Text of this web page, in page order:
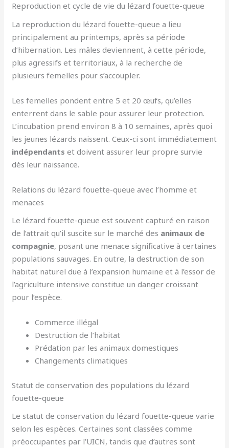
Reproduction et cycle de vie du lézard fouette-queue
La reproduction du lézard fouette-queue a lieu
principalement au printemps, après sa période
d’hibernation. Les mâles deviennent, à cette période,
plus agressifs et territoriaux, à la recherche de
plusieurs femelles pour s’accoupler.
Les femelles pondent entre 5 et 20 œufs, qu’elles
enterrent dans le sable pour assurer leur protection.
L’incubation prend environ 8 à 10 semaines, après quoi
les jeunes lézards naissent. Ceux-ci sont immédiatement
indépendants et doivent assurer leur propre survie
dès leur naissance.
Relations du lézard fouette-queue avec l’homme et
menaces
Le lézard fouette-queue est souvent capturé en raison
de l’attrait qu’il suscite sur le marché des animaux de
compagnie, posant une menace significative à certaines
populations sauvages. En outre, la destruction de son
habitat naturel due à l’expansion humaine et à l’essor de
l’agriculture intensive constitue un danger croissant
pour l’espèce.
Commerce illégal
Destruction de l’habitat
Prédation par les animaux domestiques
Changements climatiques
Statut de conservation des populations du lézard
fouette-queue
Le statut de conservation du lézard fouette-queue varie
selon les espèces. Certaines sont classées comme
préoccupantes par l’UICN, tandis que d’autres sont